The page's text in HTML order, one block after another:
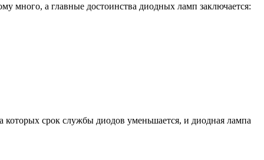
много, а главные достоинства диодных ламп заключается:
срок службы диодов уменьшается, и диодная лампа